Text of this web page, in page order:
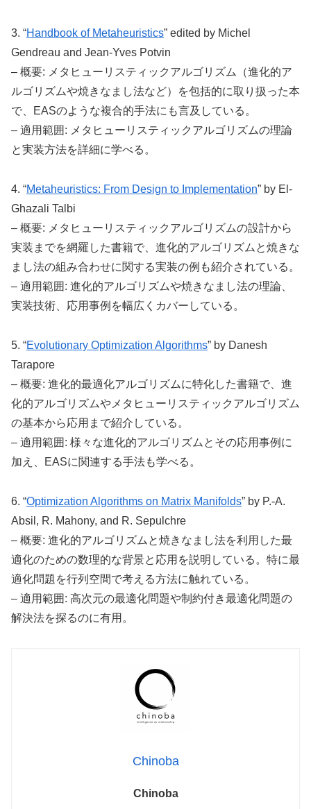
3. “Handbook of Metaheuristics” edited by Michel
Gendreau and Jean-Yves Potvin
– 概要: メタヒューリスティックアルゴリズム（進化的ア
ルゴリズムや焼きなまし法など）を包括的に取り扱った本
で、EASのような複合的手法にも言及している。
– 適用範囲: メタヒューリスティックアルゴリズムの理論
と実装方法を詳細に学べる。
4. “Metaheuristics: From Design to Implementation” by El-
Ghazali Talbi
– 概要: メタヒューリスティックアルゴリズムの設計から
実装までを網羅した書籍で、進化的アルゴリズムと焼きな
まし法の組み合わせに関する実装の例も紹介されている。
– 適用範囲: 進化的アルゴリズムや焼きなまし法の理論、
実装技術、応用事例を幅広くカバーしている。
5. “Evolutionary Optimization Algorithms” by Danesh
Tarapore
– 概要: 進化的最適化アルゴリズムに特化した書籍で、進
化的アルゴリズムやメタヒューリスティックアルゴリズム
の基本から応用まで紹介している。
– 適用範囲: 様々な進化的アルゴリズムとその応用事例に
加え、EASに関連する手法も学べる。
6. “Optimization Algorithms on Matrix Manifolds” by P.-A.
Absil, R. Mahony, and R. Sepulchre
– 概要: 進化的アルゴリズムと焼きなまし法を利用した最
適化のための数理的な背景と応用を説明している。特に最
適化問題を行列空間で考える方法に触れている。
– 適用範囲: 高次元の最適化問題や制約付き最適化問題の
解決法を探るのに有用。
Chinoba
Chinoba